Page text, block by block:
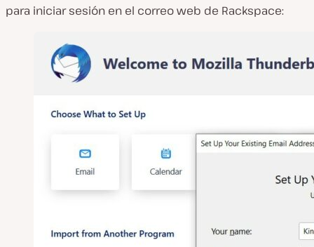
para iniciar sesión en el correo web de Rackspace: